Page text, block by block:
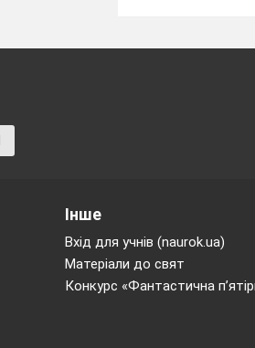
Інше
Вхід для учнів (naurok.ua)
Матеріали до свят
Конкурс «Фантастична